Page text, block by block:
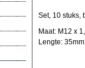
Set, 10 stuks,
Maat: M12 x
Lengte: 35mm